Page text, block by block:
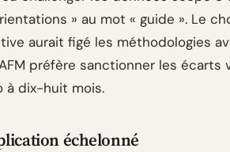
» au mot « guide ». Le
aurait figé les méthodologies
préfère sanctionner les
à dix-huit mois.
échelonné